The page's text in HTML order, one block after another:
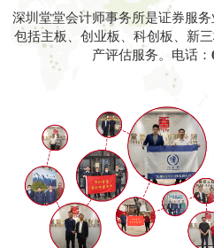
深圳堂堂会计师事务所是证券服
包括主板、创业板、科创板、新
产评估服务。电话：